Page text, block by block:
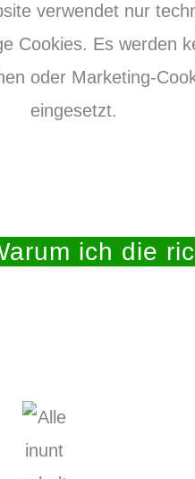
verwendet nur
Cookies. Es werden
oder Marketing-
eingesetzt.
ich die